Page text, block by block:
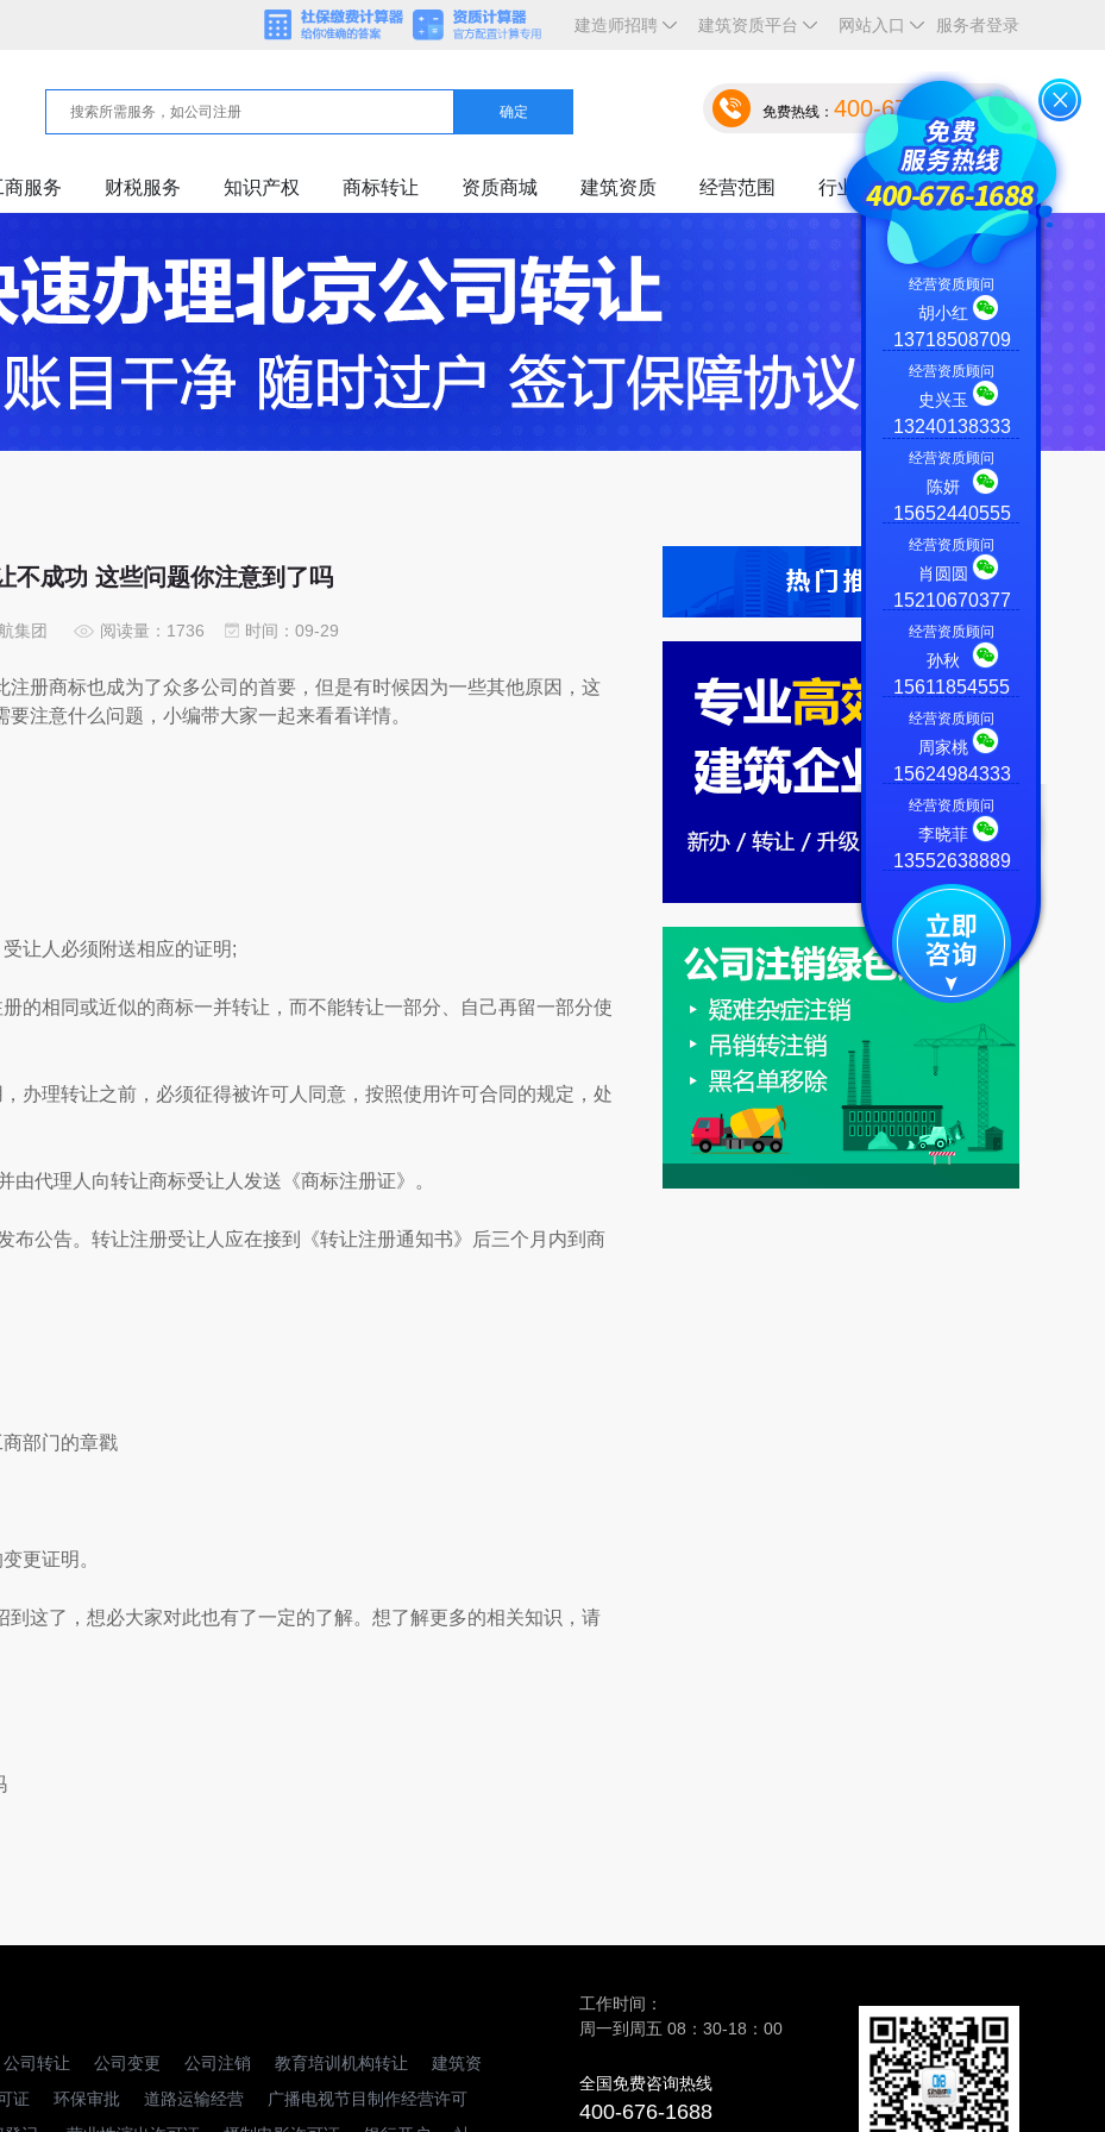
服务者登录
网站入口
建筑资质平台
建造师招聘
确定 免费热线： 400-676-1688
商服务 财税服务 知识产权 商标转让 资质商城 建筑资质 经营范围 行业资讯 关于我们
不成功 这些问题你注意到了吗
集团 阅读量：1736 时间：09-29
册商标也成为了众多公司的首要，但是有时候因为一些其他原因，这
注意什么问题，小编带大家一起来看看详情。
让人必须附送相应的证明;
相同或近似的商标一并转让，而不能转让一部分、自己再留一部分使
理转让之前，必须征得被许可人同意，按照使用许可合同的规定，处
代理人向转让商标受让人发送《商标注册证》。
公告。转让注册受让人应在接到《转让注册通知书》后三个月内到商
部门的章戳
更证明。
这了，想必大家对此也有了一定的了解。想了解更多的相关知识，请
公司转让 公司变更 公司注销 教育培训机构转让
建筑资
证 环保审批 道路运输经营
广播电视节目制作经营许可
工作时间：
周一到周五 08：30-18：00
全国免费咨询热线
400-676-1688
经营资质顾问
胡小红
13718508709
经营资质顾问
史兴玉
13240138333
经营资质顾问
陈妍
15652440555
经营资质顾问
肖圆圆
15210670377
经营资质顾问
孙秋
15611854555
经营资质顾问
周家桃
15624984333
经营资质顾问
李晓菲
13552638889